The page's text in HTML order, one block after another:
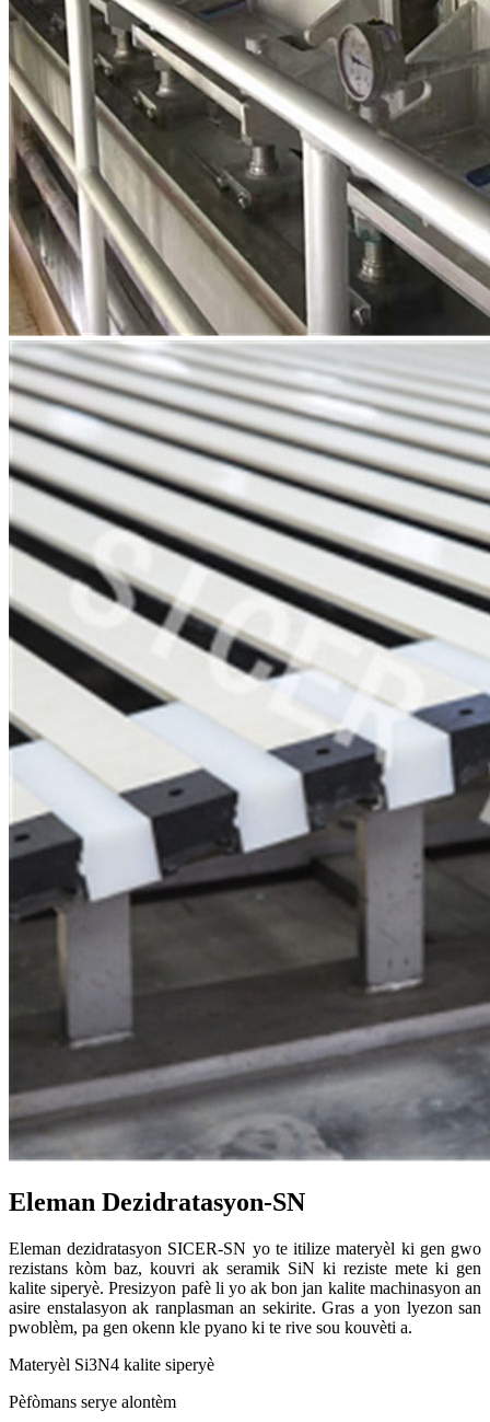
Eleman Dezidratasyon-SN
Eleman dezidratasyon SICER-SN yo te itilize materyèl ki gen gwo
rezistans kòm baz, kouvri ak seramik SiN ki reziste mete ki gen
kalite siperyè. Presizyon pafè li yo ak bon jan kalite machinasyon an
asire enstalasyon ak ranplasman an sekirite. Gras a yon lyezon san
pwoblèm, pa gen okenn kle pyano ki te rive sou kouvèti a.
Materyèl Si3N4 kalite siperyè
Pèfòmans serye alontèm